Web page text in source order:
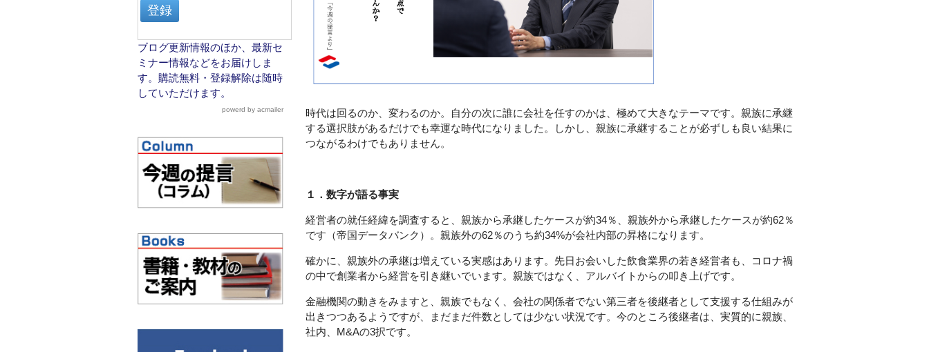
時代は回るのか、変わるのか。自分の次に誰に会社を任すのかは、極めて大きなテーマです。親族に承継
する選択肢があるだけでも幸運な時代になりました。しかし、親族に承継することが必ずしも良い結果に
つながるわけでもありません。
１．数字が語る事実
経営者の就任経緯を調査すると、親族から承継したケースが約34％、親族外から承継したケースが約62％
です（帝国データバンク）。親族外の62％のうち約34%が会社内部の昇格になります。
確かに、親族外の承継は増えている実感はあります。先日お会いした飲食業界の若き経営者も、コロナ禍
の中で創業者から経営を引き継いでいます。親族ではなく、アルバイトからの叩き上げです。
金融機関の動きをみますと、親族でもなく、会社の関係者でない第三者を後継者として支援する仕組みが
出きつつあるようですが、まだまだ件数としては少ない状況です。今のところ後継者は、実質的に親族、
社内、M&Aの3択です。
ブログ更新情報のほか、最新セ
ミナー情報などをお届けしま
す。購読無料・登録解除は随時
していただけます。
powerd by acmailer